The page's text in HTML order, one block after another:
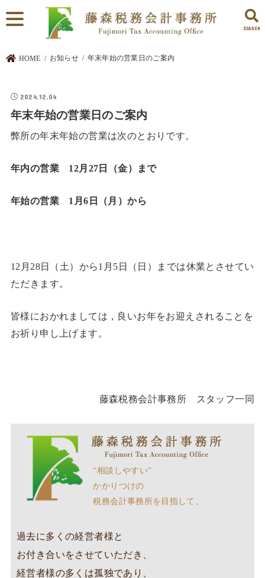
SEARCH
HOME お知らせ 年末年始の営業日のご案内
2024.12.04
年末年始の営業日のご案内
弊所の年末年始の営業は次のとおりです。
年内の営業 12月27日（金）まで
年始の営業 1月6日（月）から
12月28日（土）から1月5日（日）までは休業とさせてい
ただきます。
皆様におかれましては，良いお年をお迎えされることを
お祈り申し上げます。
藤森税務会計事務所 スタッフ一同
“相談しやすい”
かかりつけの
税務会計事務所を目指して。
過去に多くの経営者様と
お付き合いをさせていただき、
経営者様の多くは孤独であり、